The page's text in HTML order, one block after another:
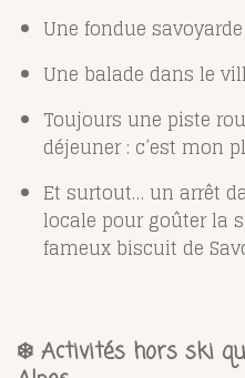
Une fondue
Une balade dans le
Toujours une piste
déjeuner : c’est mon
Et surtout… un arrêt
locale pour goûter la
fameux biscuit de
❄️ Activités hors ski